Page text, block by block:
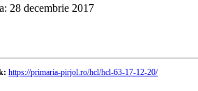
28 decembrie 2017
https://primaria-pirjol.ro/hcl/hcl-63-17-12-20/